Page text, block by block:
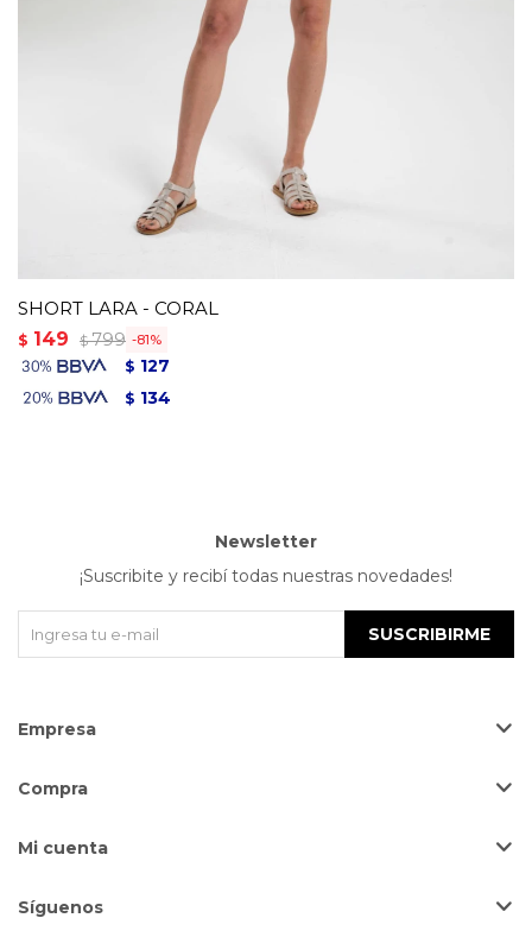
SHORT LARA - CORAL
$ 149 $ 799 81
$ 127
$ 134
Empresa
Compra
Mi cuenta
Síguenos
Newsletter
¡Suscribite y recibí todas nuestras novedades!
SUSCRIBIRME